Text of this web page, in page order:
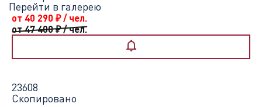
Перейти в галерею
от 40 290 ₽/ чел.
от 47 400₽/ чел.
23608
Скопировано